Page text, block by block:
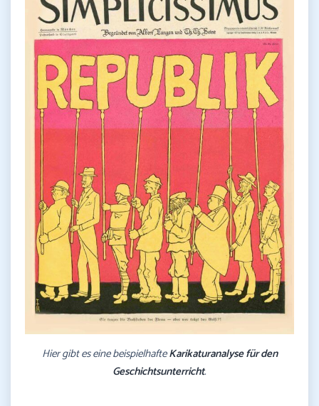
Hier gibt es eine beispielhafteKarikaturanalyse für den
Geschichtsunterricht.